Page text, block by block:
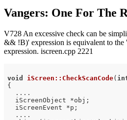
Vangers: One For The
V728 An excessive check can be
&& !B)' expression is equivalent to
expression. iscreen.cpp 2221
void iScreen::CheckScanCode(
{
  ....
  iScreenObject *obj;
  iScreenEvent *p;
  ....